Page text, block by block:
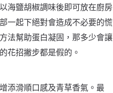
海鹽胡椒調味後即可放在廚房
一起下絕對會造成不必要的慌
法幫助蛋白凝固，那多少會讓
花招撇步都是假的。
添滑順口感及青草香氣。最